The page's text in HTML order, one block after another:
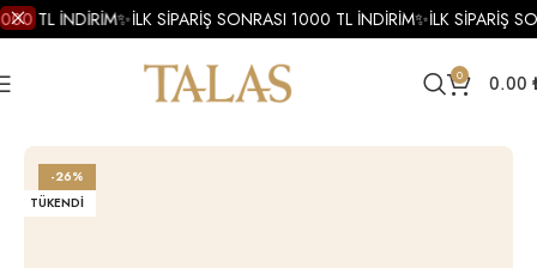
0 0.00
Altın Yüzükler Altın Tasarım Yüzük
-26%
TÜKENDI
TL İNDİRİM✨İLK SİPARİŞ SONRASI 1000 TL İNDİRİM✨İLK SİPARİŞ